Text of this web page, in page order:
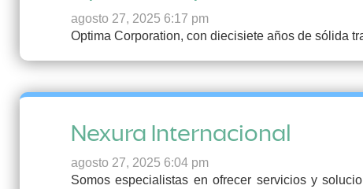
agosto 27, 2025 6:17 pm
Optima Corporation, con diecisiete años de sólida
Nexura Internacional
agosto 27, 2025 6:04 pm
Somos especialistas en ofrecer servicios y